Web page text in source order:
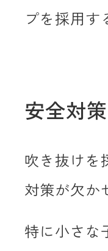
プを採用す
安全対
吹き抜けを
対策が欠か
特に小さな